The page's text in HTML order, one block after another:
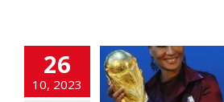
26
10, 2023
jeu du
le sort des
otages